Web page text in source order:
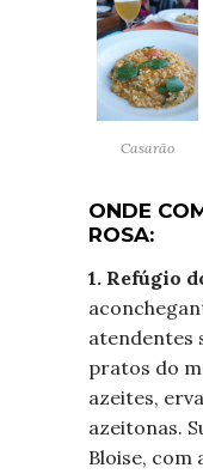
Casarão
ONDE
ROSA:
1. Refúgio
atendentes
pratos do
azeites,
azeitonas.
Bloise, com